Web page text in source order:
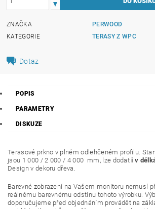
ZNAČKA
PERWOOD
KATEGORIE
TERASY Z WPC
Dotaz
POPIS
PARAMETRY
DISKUZE
Terasové prkno v plném odlehčeném profilu.
jsou 1 000 / 2 000 / 4 000 mm, lze dodati v
Design v dekoru dřeva.
Barevné zobrazení na Vašem monitoru nemusí
reálnému barevnému odstínu tohoto výrobku.
doporučujeme před objednáním provádět na